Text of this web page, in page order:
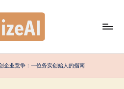
企业竞争：一位务实创始人的指南